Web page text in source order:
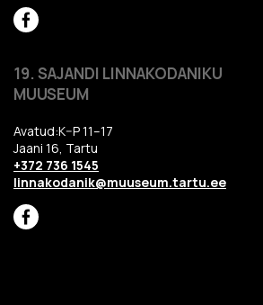
19. SAJANDI LINNAKODANIKU
MUUSEUM
Avatud:K–P 11–17
Jaani 16, Tartu
+372 736 1545
linnakodanik@muuseum.tartu.ee